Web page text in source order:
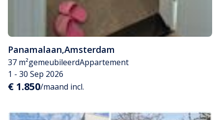
Panamalaan,Amsterdam
37 m²gemeubileerdAppartement
1 - 30 Sep 2026
€ 1.850/maand incl.